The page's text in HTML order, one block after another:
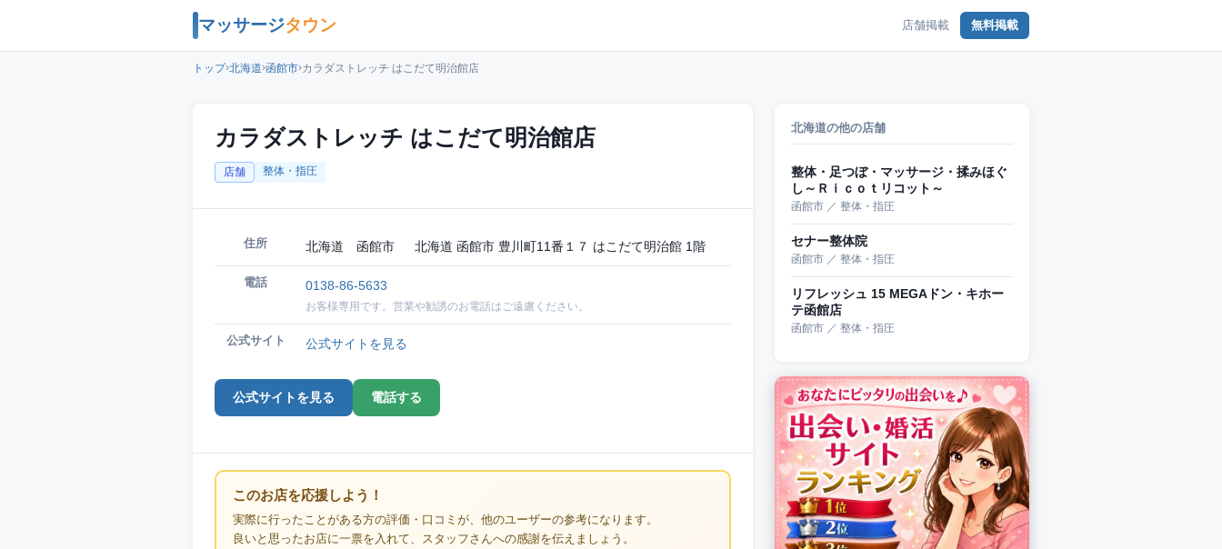
マッサージタウン 店舗掲載 無料掲載
トップ›北海道›函館市›カラダストレッチ はこだて明治館店
カラダストレッチ はこだて明治館店
店舗 整体・指圧
住所 北海道 函館市 北海道 函館市 豊川町11番１７ はこだて明治館 1階
電話 0138-86-5633
お客様専用です。営業や勧誘のお電話はご遠慮ください。
公式サイト 公式サイトを見る
公式サイトを見る 電話する
このお店を応援しよう！
実際に行ったことがある方の評価・口コミが、他のユーザーの参考になります。
良いと思ったお店に一票を入れて、スタッフさんへの感謝を伝えましょう。
北海道の他の店舗
整体・足つぼ・マッサージ・揉みほぐ
し～Ｒｉｃｏｔリコット～
函館市 ／ 整体・指圧
セナー整体院
函館市 ／ 整体・指圧
リフレッシュ 15 MEGAドン・キホー
テ函館店
函館市 ／ 整体・指圧